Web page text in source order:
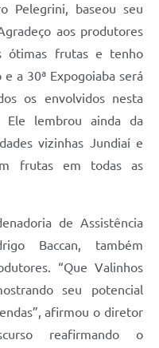
Pelegrini, baseou seu
aos produtores
ótimas frutas e tenho
a 30ª Expogoiaba será
os envolvidos nesta
Ele lembrou ainda da
vizinhas Jundiaí e
frutas em todas as
de Assistência
Baccan, também
“Que Valinhos
seu potencial
afirmou o diretor
reafirmando o